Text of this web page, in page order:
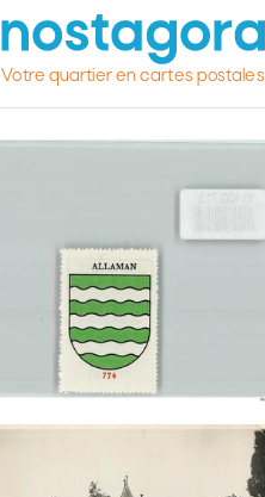
Votre quartier en cartes postales